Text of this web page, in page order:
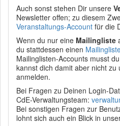
Auch sonst stehen Dir unsere
Newsletter offen; zu diesem
Veranstaltungs-Account für die
Wenn du nur eine Mailingliste
du stattdessen einen
Mailinglisten-Accounts musst
kannst dich damit aber nicht zu
anmelden.
Bei Fragen zu Deinen Login-
CdE-Verwaltungsteam:
Bei sonstigen Fragen zur
lohnt sich auch ein Blick in